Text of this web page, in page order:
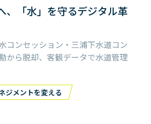
、「水」を守るデジタル革
コンセッション・三浦下水道コン
から脱却、客観データで水道管理
ジメントを変える